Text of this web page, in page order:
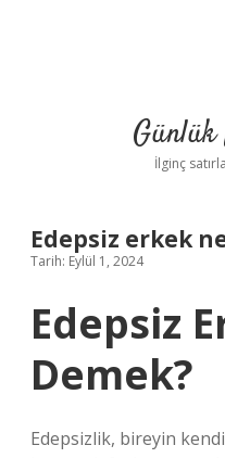
İlginç
Edepsiz erkek
Tarih: Eylül 1, 2024
Edepsiz
Demek?
Edepsizlik, bireyin